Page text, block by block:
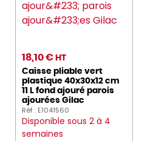
18,10 € HT
Caisse pliable vert
plastique 40x30x12 cm
11 L fond ajouré parois
ajourées Gilac
Réf : E1041560
Disponible sous 2 à 4
semaines